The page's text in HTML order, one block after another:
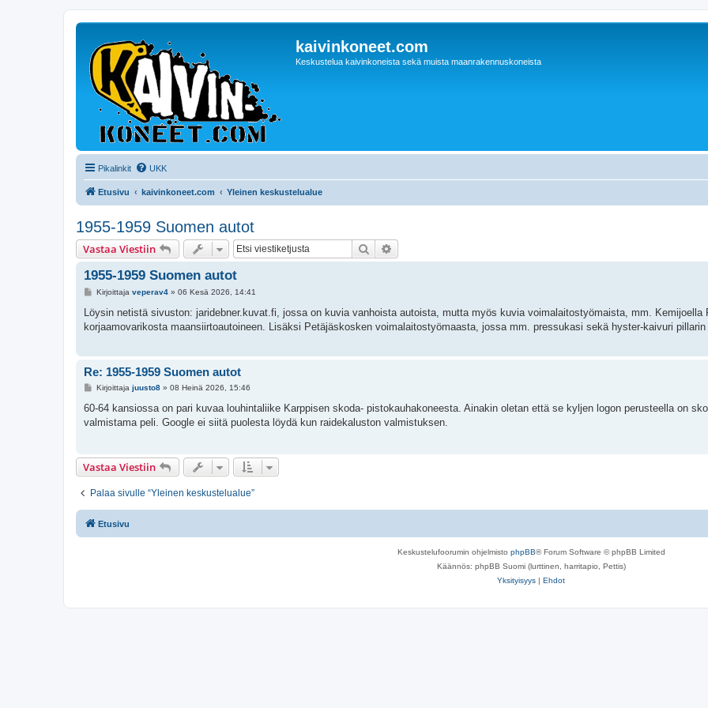
kaivinkoneet.com
Keskustelua kaivinkoneista sekä muista maanrakennuskoneista
Pikalinkit UKK
Etusivu kaivinkoneet.com Yleinen keskustelualue
1955-1959 Suomen autot
Vastaa Viestiin Etsi
1955-1959 Suomen autot
V
e
s
t
Kirjoittaja veperav4» 06 Kesä 2026, 14:41
Löysin netistä sivuston: jaridebner.kuvat.fi, jossa on kuvia vanhoista autoista, mutta myös kuvia voimalaitostyömaista, mm. Kemijoella
korjaamovarikosta maansiirtoautoineen. Lisäksi Petäjäskosken voimalaitostyömaasta, jossa mm. pressukasi sekä hyster-kaivuri pillarin
Re: 1955-1959 Suomen autot
V
e
t
Kirjoittaja juusto8» 08 Heinä 2026, 15:46
60-64 kansiossa on pari kuvaa louhintaliike Karppisen skoda- pistokauhakoneesta. Ainakin oletan että se kyljen logon perusteella on
valmistama peli. Google ei siitä puolesta löydä kun raidekaluston valmistuksen.
Vastaa Viestiin
Palaa sivulle “Yleinen keskustelualue”
Etusivu
Keskustelufoorumin ohjelmisto phpBB® Forum Software © phpBB Limited
Käännös: phpBB Suomi (lurttinen, harritapio, Pettis)
Yksityisyys | Ehdot